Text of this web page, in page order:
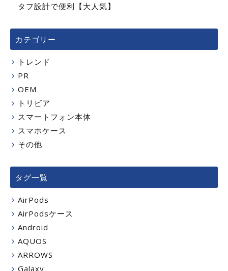
タフ設計で便利【大人気】
カテゴリー
トレンド
PR
OEM
トリビア
スマートフォン本体
スマホケース
その他
タグ一覧
AirPods
AirPodsケース
Android
AQUOS
ARROWS
Galaxy